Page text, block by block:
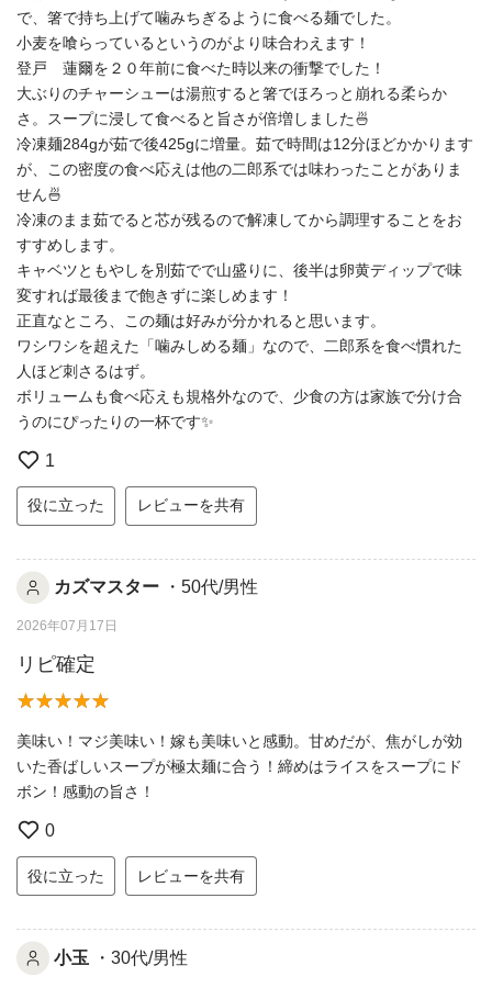
で、箸で持ち上げて噛みちぎるように食べる麺でした。
小麦を喰らっているというのがより味合わえます！
登戸 蓮爾を２０年前に食べた時以来の衝撃でした！
大ぶりのチャーシューは湯煎すると箸でほろっと崩れる柔らか
さ。スープに浸して食べると旨さが倍増しました🍜
冷凍麺284gが茹で後425gに増量。茹で時間は12分ほどかかります
が、この密度の食べ応えは他の二郎系では味わったことがありま
せん🍜
冷凍のまま茹でると芯が残るので解凍してから調理することをお
すすめします。
キャベツともやしを別茹でで山盛りに、後半は卵黄ディップで味
変すれば最後まで飽きずに楽しめます！
正直なところ、この麺は好みが分かれると思います。
ワシワシを超えた「噛みしめる麺」なので、二郎系を食べ慣れた
人ほど刺さるはず。
ボリュームも食べ応えも規格外なので、少食の方は家族で分け合
うのにぴったりの一杯です✨
1
役に立った レビューを共有
カズマスター ・50代/男性
2026年07月17日
リピ確定
美味い！マジ美味い！嫁も美味いと感動。甘めだが、焦がしが効
いた香ばしいスープが極太麺に合う！締めはライスをスープにド
ボン！感動の旨さ！
0
役に立った レビューを共有
小玉 ・30代/男性